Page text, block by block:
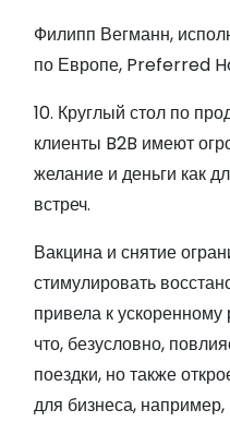
Филипп Вегманн,
по Европе, Preferred
10. Круглый стол по
клиенты B2B имеют
желание и деньги как
встреч.
Вакцина и снятие
стимулировать
привела к
что, безусловно,
поездки, но также
для бизнеса,